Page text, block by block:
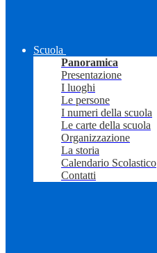
Scuola
Panoramica
Presentazione
I luoghi
Le persone
I numeri della scuola
Le carte della scuola
Organizzazione
La storia
Calendario Scolastico
Contatti